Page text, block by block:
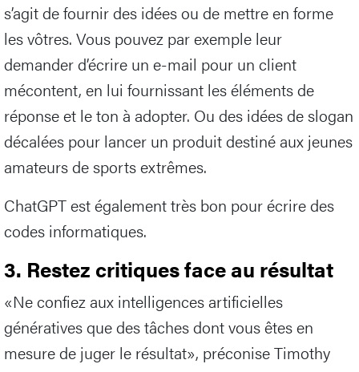
s’agit de fournir des idées ou de mettre en forme
les vôtres. Vous pouvez par exemple leur
demander d’écrire un e-mail pour un client
mécontent, en lui fournissant les éléments de
réponse et le ton à adopter. Ou des idées de slogan
décalées pour lancer un produit destiné aux jeunes
amateurs de sports extrêmes.
ChatGPT est également très bon pour écrire des
codes informatiques.
3. Restez critiques face au résultat
«Ne confiez aux intelligences artificielles
génératives que des tâches dont vous êtes en
mesure de juger le résultat», préconise Timothy